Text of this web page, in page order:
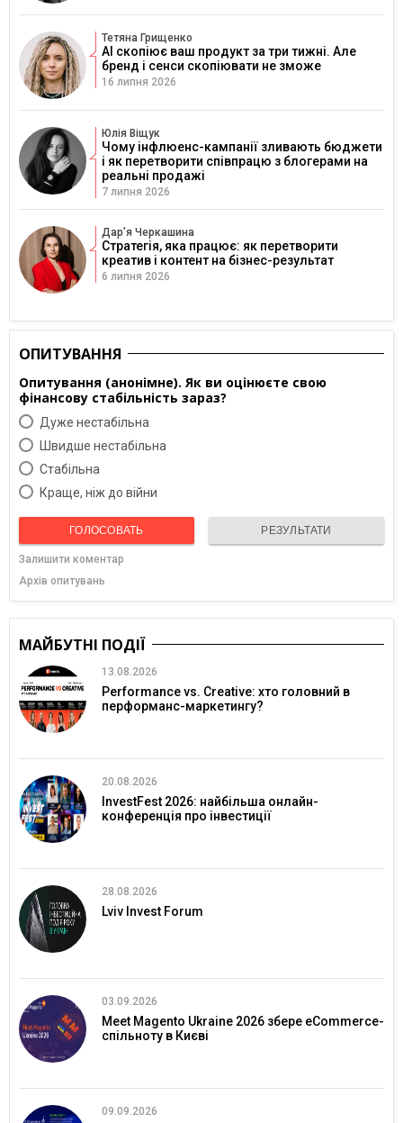
Тетяна Грищенко
AI скопіює ваш продукт за три тижні. Але
бренд і сенси скопіювати не зможе
16 липня 2026
Юлія Віщук
Чому інфлюенс-кампанії зливають бюджети
і як перетворити співпрацю з блогерами на
реальні продажі
7 липня 2026
Дарʼя Черкашина
Стратегія, яка працює: як перетворити
креатив і контент на бізнес-результат
6 липня 2026
ОПИТУВАННЯ
Опитування (анонімне). Як ви оцінюєте свою
фінансову стабільність зараз?
Дуже нестабільна
Швидше нестабільна
Cтабільна
Краще, ніж до війни
ГОЛОСОВАТЬ РЕЗУЛЬТАТИ
Залишити коментар
Архів опитувань
МАЙБУТНІ ПОДІЇ
13.08.2026
Performance vs. Creative: хто головний в
перформанс-маркетингу?
20.08.2026
InvestFest 2026: найбільша онлайн-
конференція про інвестиції
28.08.2026
Lviv Invest Forum
03.09.2026
Meet Magento Ukraine 2026 збере eCommerce-
спільноту в Києві
09.09.2026